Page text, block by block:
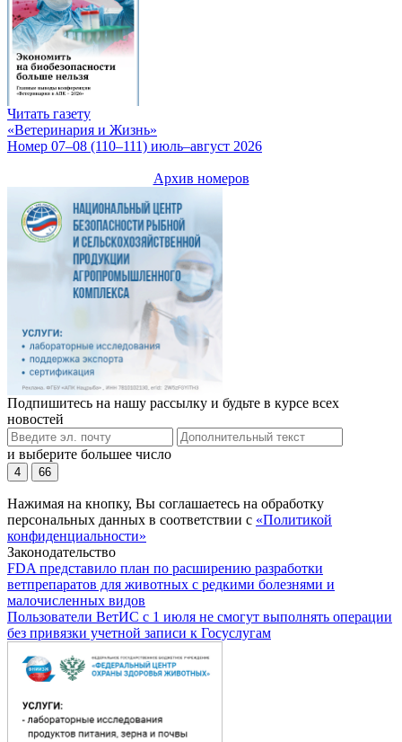
Читать газету
«Ветеринария и Жизнь»
Номер 07–08 (110–111) июль–август 2026
Архив номеров
Подпишитесь на нашу рассылку и будьте в курсе всех
новостей
и выберите большее число
4 66
Нажимая на кнопку, Вы соглашаетесь на обработку
персональных данных в соответствии с «Политикой
конфиденциальности»
Законодательство
FDA представило план по расширению разработки
ветпрепаратов для животных с редкими болезнями и
малочисленных видов
Пользователи ВетИС с 1 июля не смогут выполнять операции
без привязки учетной записи к Госуслугам